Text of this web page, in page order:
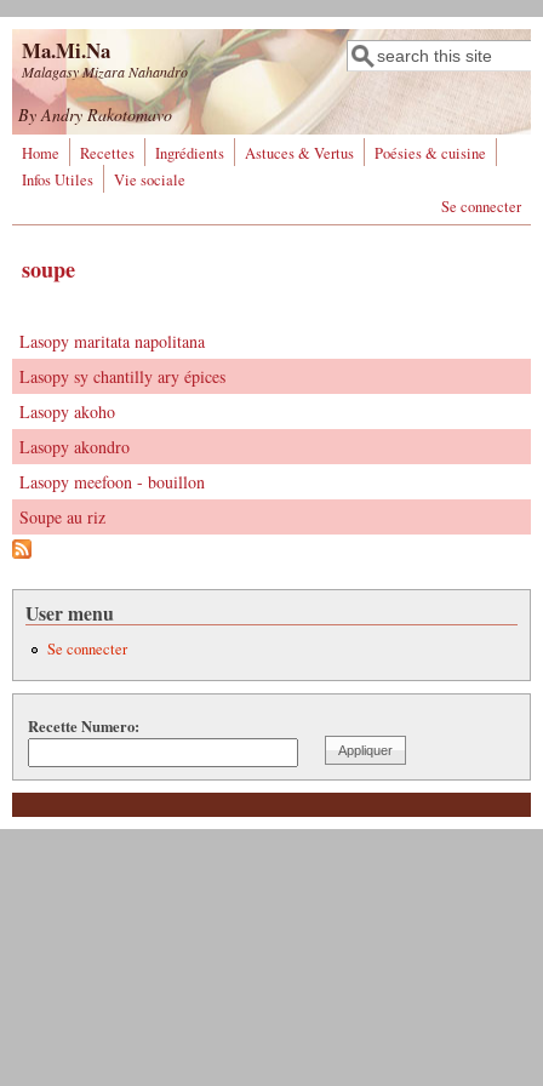
Aller au contenu principal
Ma.Mi.Na
Malagasy Mizara Nahandro
Formulaire de
recherche
Rechercher
By Andry Rakotomavo
Home Recettes Ingrédients Astuces & Vertus
Poésies & cuisine
Infos Utiles
Vie sociale
Se connecter
soupe
Lasopy maritata napolitana
Lasopy sy chantilly ary épices
Lasopy akoho
Lasopy akondro
Lasopy meefoon - bouillon
Soupe au riz
User menu
Se connecter
Recette Numero: